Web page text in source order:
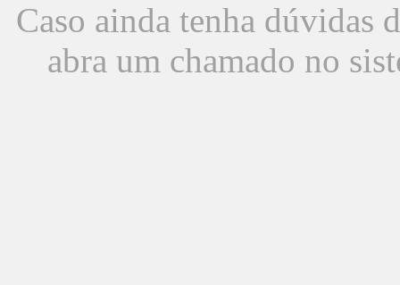
Caso ainda tenha dúvidas
abra um chamado no